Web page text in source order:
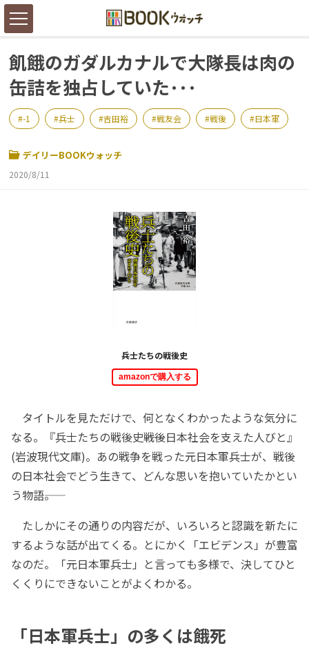
飢餓のガダルカナルで大隊長は肉の
缶詰を独占していた･･･
-1 兵士 吉田裕 戦友会 戦後 日本軍
デイリーBOOKウォッチ
2020/8/11
兵士たちの戦後史
amazonで購入する
タイトルを見ただけで、何となくわかったような気分に
なる。『兵士たちの戦後史――戦後日本社会を支えた人びと』
(岩波現代文庫)。あの戦争を戦った元日本軍兵士が、戦後
の日本社会でどう生きて、どんな思いを抱いていたかとい
う物語――。
たしかにその通りの内容だが、いろいろと認識を新たに
するような話が出てくる。とにかく「エビデンス」が豊富
なのだ。「元日本軍兵士」と言っても多様で、決してひと
くくりにできないことがよくわかる。
「日本軍兵士」の多くは餓死